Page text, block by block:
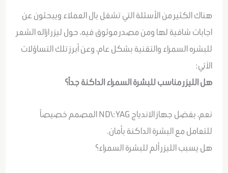
هناك الكثير من الأسئلة التي تشغل بال العملاء ويبحثون عن
اجابات شافية لها ومن مصدر موثوق فيه، حول ليزر ازاله الشعر
للبشره السمراء والتقنية بشكل عام، وعن أبرز تلك التساؤلات
الآتي:
هل الليزر مناسب للبشرة السمراء الداكنة جداً؟
نعم، بفضل جهاز الاندياج ND\:YAG المصمم خصيصاً
للتعامل مع البشرة الداكنة بأمان.
هل يسبب الليزر ألم للبشرة السمراء؟